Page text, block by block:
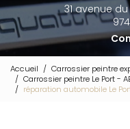
31 avenue
Accueil
Carrossier peintre
Carrossier peintre Le Port -
réparation automobile Le